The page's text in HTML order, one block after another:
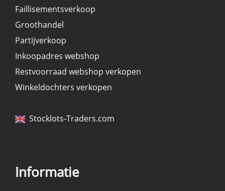
Faillisementsverkoop
Groothandel
Partijverkoop
Inkoopadres webshop
Restvoorraad webshop verkopen
Winkeldochters verkopen
Stocklots-Traders.com
Informatie